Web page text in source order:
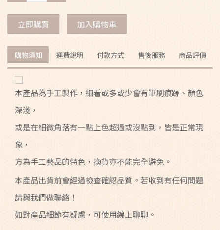
立即購買 加入購物車
購物須知 運費說明 付款方式 售後服務 商品評價
本產品為手工製作，細看或多或少會有筆刷痕跡、顏色
深淺，
或是在細微角落有一點上色超過或沒點到，皆是正常現
象，
方為手工藝品的特色，換貨亦不能完全避免。
本產品出貨前會經過檢查確認品質。若收到有任何問題
請與我們做聯絡！
如對產品細節有疑慮，可使用線上聊聊。